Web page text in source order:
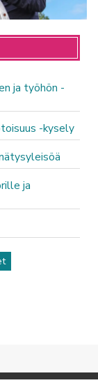
ja työhön -
-kysely
ja